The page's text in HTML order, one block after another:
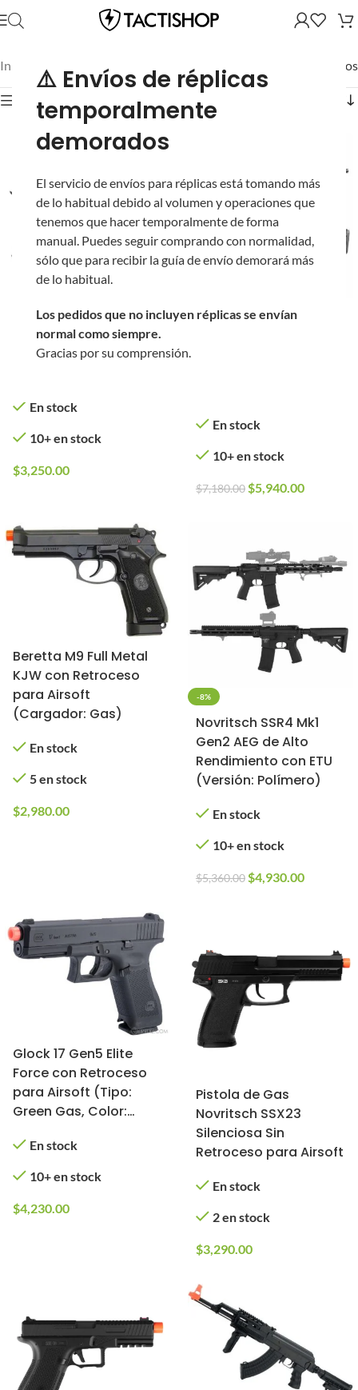
⚠️ Envíos de réplicas
temporalmente
demorados
El servicio de envíos para réplicas está tomando más
de lo habitual debido al volumen y operaciones que
tenemos que hacer temporalmente de forma
manual. Puedes seguir comprando con normalidad,
sólo que para recibir la guía de envío demorará más
de lo habitual.
Los pedidos que no incluyen réplicas se envían
normal como siempre.
Gracias por su comprensión.
Inicio Mostrando 61–120 de 428 resultados
Mostrar filtros
Pistola Novritsch SSP2
Gen2 “Caballo de
Batalla 2.0” para
En stock
10+ en stock
$3,250.00
En stock
10+ en stock
$7,180.00$5,940.00
Beretta M9 Full Metal
KJW con Retroceso
para Airsoft
(Cargador: Gas)
En stock
5 en stock
$2,980.00
-8%
Novritsch SSR4 Mk1
Gen2 AEG de Alto
Rendimiento con ETU
(Versión: Polímero)
En stock
10+ en stock
$5,360.00$4,930.00
Glock 17 Gen5 Elite
Force con Retroceso
para Airsoft (Tipo:
Green Gas, Color:
En stock
10+ en stock
$4,230.00
Pistola de Gas
Novritsch SSX23
Silenciosa Sin
Retroceso para Airsoft
En stock
2 en stock
$3,290.00